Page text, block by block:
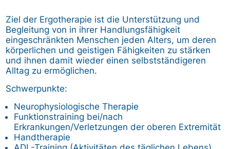
Ziel der Ergotherapie ist die Unterstützung und
Begleitung von in ihrer Handlungsfähigkeit
eingeschränkten Menschen jeden Alters, um deren
körperlichen und geistigen Fähigkeiten zu stärken
und ihnen damit wieder einen selbstständigeren
Alltag zu ermöglichen.
Schwerpunkte:
Neurophysiologische Therapie
Funktionstraining bei/nach
Erkrankungen/Verletzungen der oberen Extremität
Handtherapie